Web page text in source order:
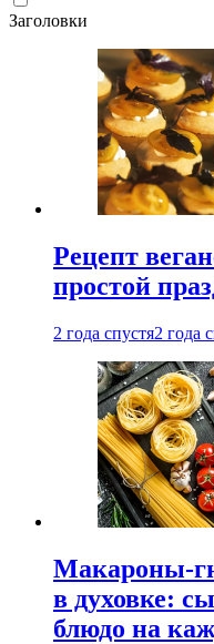
Заголовки
Рецепт
простой
2 года спустя2 года
Макароны-
в духовке:
блюдо на